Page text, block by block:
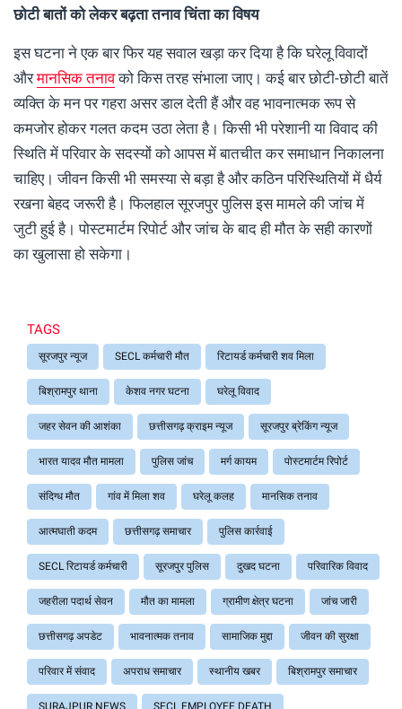
छोटी बातों को लेकर बढ़ता तनाव चिंता का विषय
इस घटना ने एक बार फिर यह सवाल खड़ा कर दिया है कि घरेलू विवादों
औरमानसिक तनावको किस तरह संभाला जाए। कई बार छोटी-छोटी बातें
व्यक्ति के मन पर गहरा असर डाल देती हैं और वह भावनात्मक रूप से
कमजोर होकर गलत कदम उठा लेता है। किसी भी परेशानी या विवाद की
स्थिति में परिवार के सदस्यों को आपस में बातचीत कर समाधान निकालना
चाहिए। जीवन किसी भी समस्या से बड़ा है और कठिन परिस्थितियों में धैर्य
रखना बेहद जरूरी है। फिलहाल सूरजपुर पुलिस इस मामले की जांच में
जुटी हुई है। पोस्टमार्टम रिपोर्ट और जांच के बाद ही मौत के सही कारणों
का खुलासा हो सकेगा।
TAGS
सूरजपुर न्यूज SECL कर्मचारी मौत रिटायर्ड कर्मचारी शव मिला
बिश्रामपुर थाना केशव नगर घटना घरेलू विवाद
जहर सेवन की आशंका छत्तीसगढ़ क्राइम न्यूज सूरजपुर ब्रेकिंग न्यूज
भारत यादव मौत मामला पुलिस जांच मर्ग कायम पोस्टमार्टम रिपोर्ट
संदिग्ध मौत गांव में मिला शव घरेलू कलह मानसिक तनाव
आत्मघाती कदम छत्तीसगढ़ समाचार पुलिस कार्रवाई
SECL रिटायर्ड कर्मचारी सूरजपुर पुलिस दुखद घटना परिवारिक विवाद
जहरीला पदार्थ सेवन मौत का मामला ग्रामीण क्षेत्र घटना जांच जारी
छत्तीसगढ़ अपडेट भावनात्मक तनाव सामाजिक मुद्दा जीवन की सुरक्षा
परिवार में संवाद अपराध समाचार स्थानीय खबर बिश्रामपुर समाचार
SURAJPUR NEWS SECL EMPLOYEE DEATH